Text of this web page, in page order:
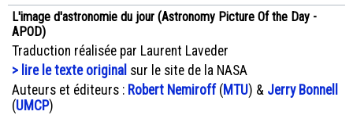
L'image d'astronomie du jour (Astronomy Picture Of the Day -
APOD)
Traduction réalisée par Laurent Laveder
> lire le texte original sur le site de la NASA
Auteurs et éditeurs : Robert Nemiroff( MTU) & Jerry Bonnell
(UMCP)